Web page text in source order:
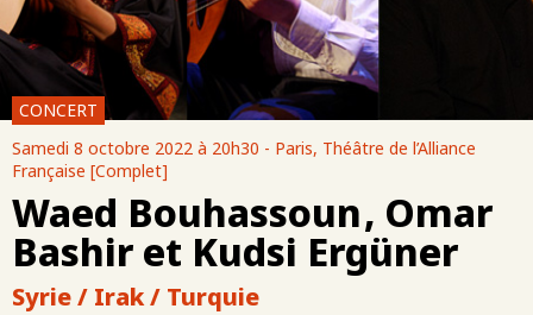
CONCERT
Samedi 8 octobre 2022 à 20h30 - Paris, Théâtre de l’Alliance
Française [Complet]
Waed Bouhassoun , Omar
Bashir et Kudsi Ergüner
Syrie / Irak / Turquie